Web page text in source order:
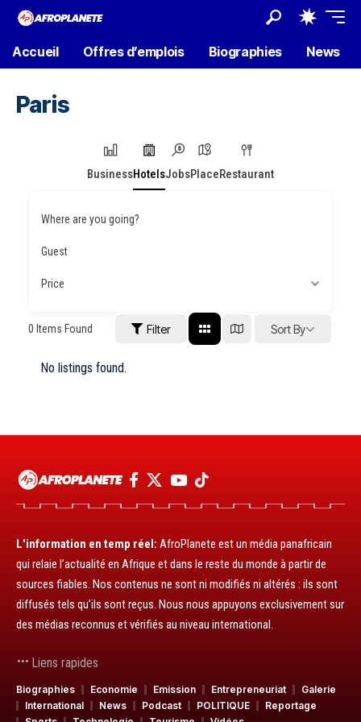
Accueil Offres d’emplois Biographies News
Paris
BusinessHotelsJobsPlaceRestaurant
Where are you going?
Guest
Price
0 Items Found Filter Sort By
No listings found.
L'information en temp réel: AfroPlanete est un média panafricain
qui relaie l’actualité en Afrique et dans le reste du monde à partir de
sources fiables. Nos contenus ne sont ni modifiés ni altérés : ils sont
diffusés tels qu’ils sont reçus. Nous nous appuyons exclusivement sur
des médias reconnus et vérifiés au niveau international.
Liens rapides
Biographies Economie Emission Entrepreneuriat
Galerie
International
News Podcast POLITIQUE
Reportage